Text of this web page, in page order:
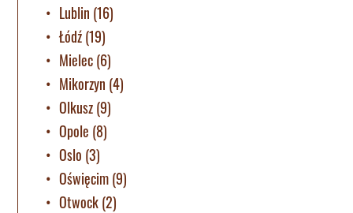
Lublin (16)
Łódź(19)
Mielec(6)
Mikorzyn (4)
Olkusz(9)
Opole (8)
Oslo (3)
Oświęcim(9)
Otwock(2)